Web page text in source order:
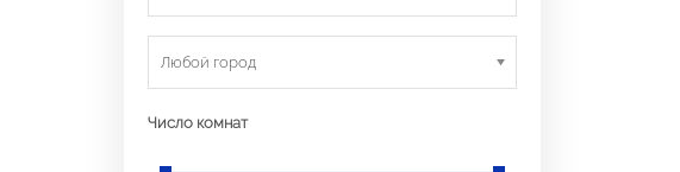
Любой город
Число комнат